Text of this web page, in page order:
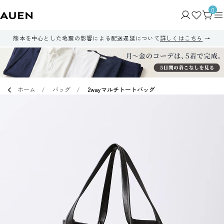
0
熊本を中心とした地震の影響による配送遅延について詳しくはこちら
ホーム バッグ 2wayマルチトートバッグ